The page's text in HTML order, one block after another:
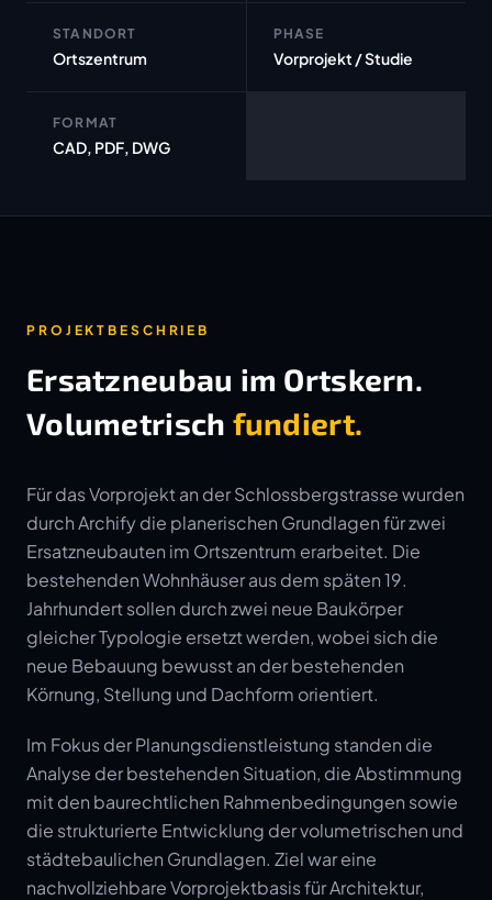
STANDORT
Ortszentrum
PHASE
Vorprojekt / Studie
FORMAT
CAD, PDF, DWG
PROJEKTBESCHRIEB
Ersatzneubau im Ortskern.
Volumetrisch fundiert.
Für das Vorprojekt an der Schlossbergstrasse wurden
durch Archify die planerischen Grundlagen für zwei
Ersatzneubauten im Ortszentrum erarbeitet. Die
bestehenden Wohnhäuser aus dem späten 19.
Jahrhundert sollen durch zwei neue Baukörper
gleicher Typologie ersetzt werden, wobei sich die
neue Bebauung bewusst an der bestehenden
Körnung, Stellung und Dachform orientiert.
Im Fokus der Planungsdienstleistung standen die
Analyse der bestehenden Situation, die Abstimmung
mit den baurechtlichen Rahmenbedingungen sowie
die strukturierte Entwicklung der volumetrischen und
städtebaulichen Grundlagen. Ziel war eine
nachvollziehbare Vorprojektbasis für Architektur,